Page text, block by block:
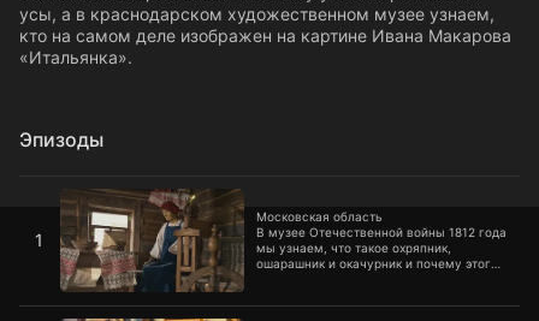
усы, а в краснодарском художественном музее узнаем,
кто на самом деле изображен на картине Ивана Макарова
«Итальянка».
Эпизоды
1
Московская область
В музее Отечественной войны 1812 года
мы узнаем, что такое охряпник,
ошарашник и окачурник и почему этого
выяснить, что общего у жителей города
Московская область
Ярославская область